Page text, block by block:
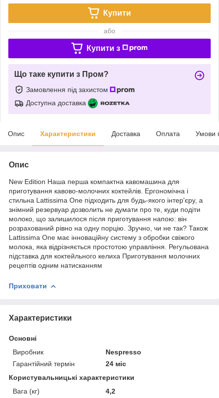
Купити
або
Купити з
Що таке купити з Пром?
Замовлення під захистом
Доступна доставка
Опис Характеристики Доставка Оплата Умови
Опис
New Edition Наша перша компактна кавомашина для
приготування кавово-молочних коктейлів. Ергономічна і
стильна Lattissima One підходить для будь-якого інтер'єру, а
знімний резервуар дозволить не думати про те, куди подіти
молоко, що залишилося після приготування напою: він
розрахований рівно на одну порцію. Зручно, чи не так? Також
Lattissima One має інноваційну систему з обробки свіжого
молока, яка відрізняється простотою управління. Регульована
підставка для коктейльного келиха Приготування молочних
рецептів одним натисканням
Приховати
Характеристики
Основні
Виробник
Nespresso
Гарантійний термін
24 міс
Користувальницькі характеристики
Вага (кг)
4,2